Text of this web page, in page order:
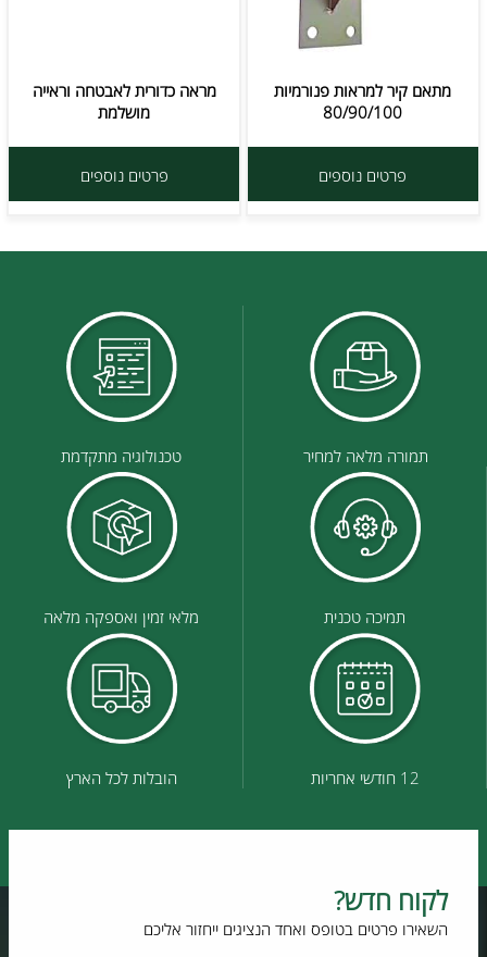
מתאם קיר למראות פנורמיות
80/90/100
פרטים נוספים
מראה כדורית לאבטחה וראייה
מושלמת
פרטים נוספים
תמורה מלאה למחיר טכנולוגיה מתקדמת
תמיכה טכנית מלאי זמין ואספקה מלאה
12 חודשי אחריות הובלות לכל הארץ
לקוח חדש?
השאירו פרטים בטופס ואחד הנציגים ייחזור אליכם